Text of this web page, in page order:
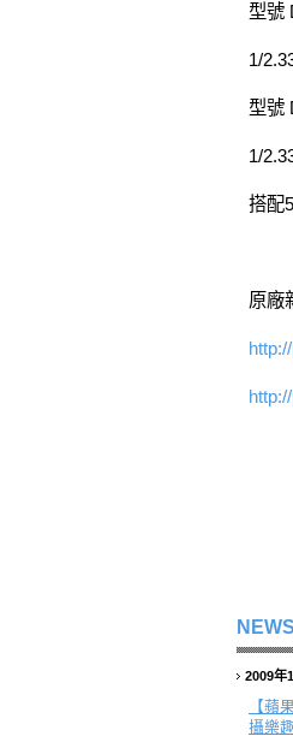
型號
1/
型號
1/
搭配
原廠
NEWS
2009年
【蘋
攝樂趣